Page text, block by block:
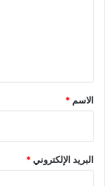
*
الاسم *
البريد الإلكتروني*